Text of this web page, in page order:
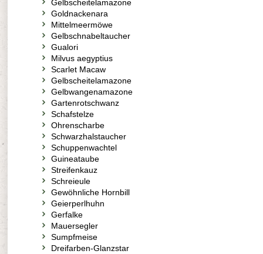
Gelbscheitelamazone
Goldnackenara
Mittelmeermöwe
Gelbschnabeltaucher
Gualori
Milvus aegyptius
Scarlet Macaw
Gelbscheitelamazone
Gelbwangenamazone
Gartenrotschwanz
Schafstelze
Ohrenscharbe
Schwarzhalstaucher
Schuppenwachtel
Guineataube
Streifenkauz
Schreieule
Gewöhnliche Hornbill
Geierperlhuhn
Gerfalke
Mauersegler
Sumpfmeise
Dreifarben-Glanzstar